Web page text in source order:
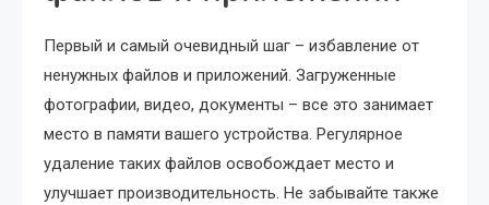
Первый и самый очевидный шаг – избавление от
ненужных файлов и приложений. Загруженные
фотографии, видео, документы – все это занимает
место в памяти вашего устройства. Регулярное
удаление таких файлов освобождает место и
улучшает производительность. Не забывайте также